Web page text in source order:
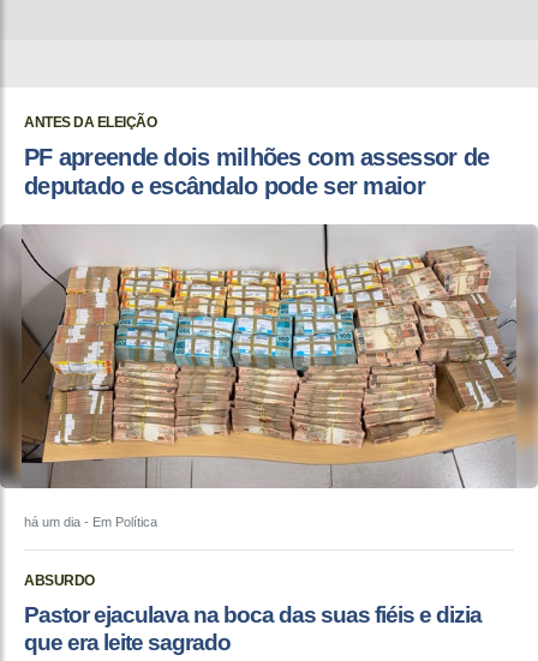
ANTES DA ELEIÇÃO
PF apreende dois milhões com assessor de
deputado e escândalo pode ser maior
há um dia - Em Política
ABSURDO
Pastor ejaculava na boca das suas fiéis e dizia
que era leite sagrado